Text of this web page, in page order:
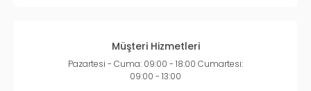
Müşteri Hizmetleri
Pazartesi - Cuma: 09:00 - 18:00 Cumartesi:
09:00 - 13:00